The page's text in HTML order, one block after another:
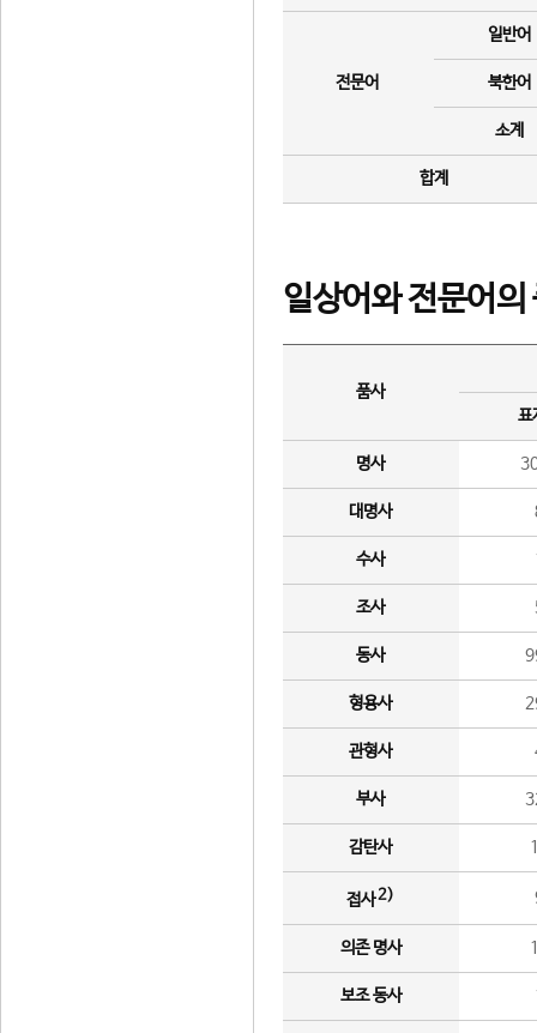
전문어
일반어
북한어
소계
합계
일상어와 전문어의
품사
표
명사
대명사
수사
조사
동사
형용사
관형사
부사
감탄사
접사2)
의존 명사
보조 동사